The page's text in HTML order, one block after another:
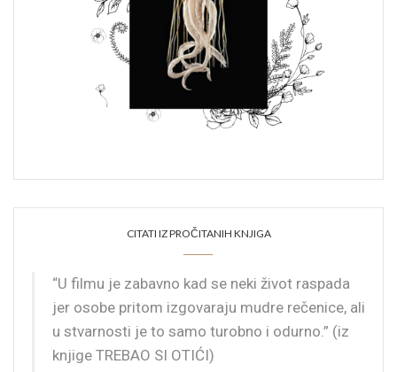
CITATI IZ PROČITANIH KNJIGA
“U filmu je zabavno kad se neki život raspada
jer osobe pritom izgovaraju mudre rečenice, ali
u stvarnosti je to samo turobno i odurno.” (iz
knjige TREBAO SI OTIĆI)